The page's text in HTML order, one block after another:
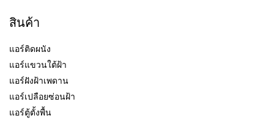
สินค้า
แอร์ติดผนัง
แอร์แขวนใต้ฝ้า
แอร์ฝังฝ้าเพดาน
แอร์เปลือยซ่อนฝ้า
แอร์ตู้ตั้งพื้น